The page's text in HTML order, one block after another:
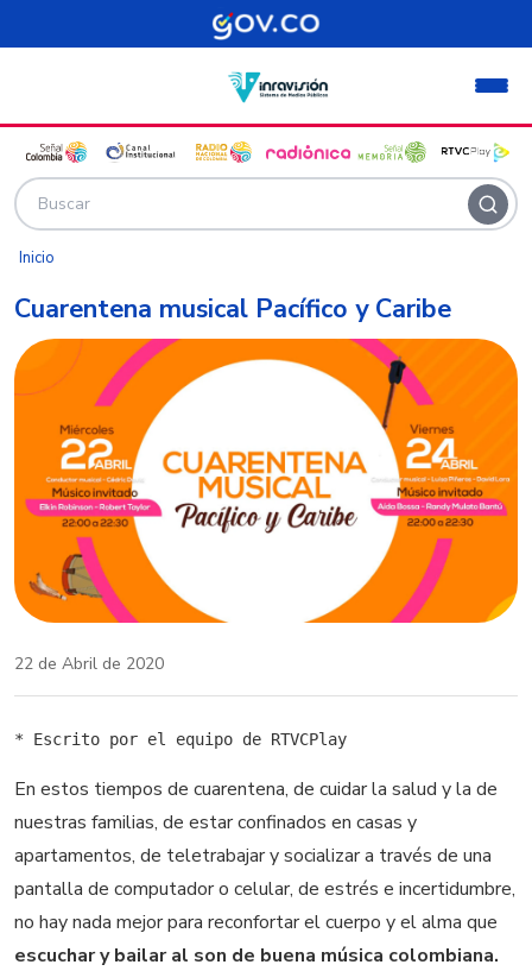
Pasar al contenido principal
Inicio
Cuarentena musical Pacífico y Caribe
22 de Abril de 2020
* Escrito por el equipo de RTVCPlay
En estos tiempos de cuarentena, de cuidar la salud y la de
nuestras familias, de estar confinados en casas y
apartamentos, de teletrabajar y socializar a través de una
pantalla de computador o celular, de estrés e incertidumbre,
no hay nada mejor para reconfortar el cuerpo y el alma que
escuchar y bailar al son de buena música colombiana.